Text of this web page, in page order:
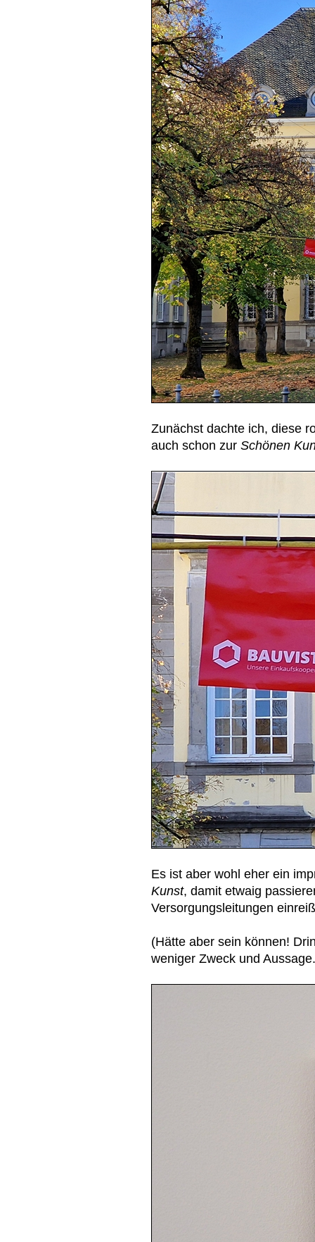
Zunächst dachte ich, diese
auch schon zur Schönen
Es ist aber wohl eher ein
Kunst, damit etwaig
Versorgungsleitungen
(Hätte aber sein können!
weniger Zweck und